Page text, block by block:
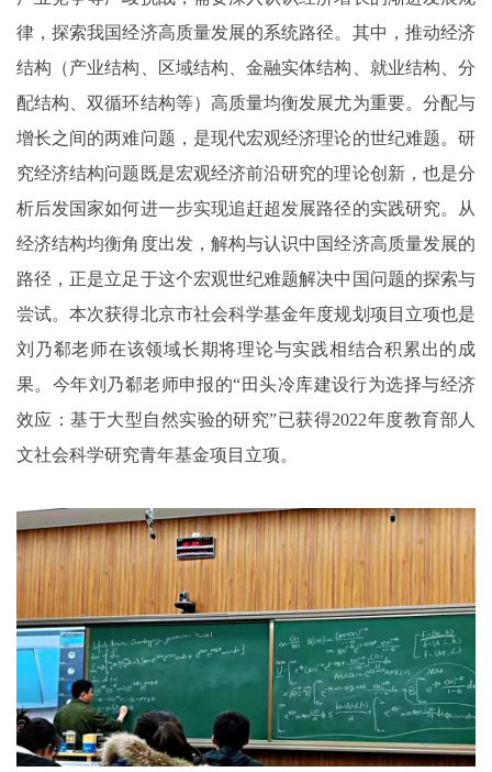
律，探索我国经济高质量发展的系统路径。其中，推动经济
结构（产业结构、区域结构、金融实体结构、就业结构、分
配结构、双循环结构等）高质量均衡发展尤为重要。分配与
增长之间的两难问题，是现代宏观经济理论的世纪难题。研
究经济结构问题既是宏观经济前沿研究的理论创新，也是分
析后发国家如何进一步实现追赶超发展路径的实践研究。从
经济结构均衡角度出发，解构与认识中国经济高质量发展的
路径，正是立足于这个宏观世纪难题解决中国问题的探索与
尝试。本次获得北京市社会科学基金年度规划项目立项也是
刘乃郗老师在该领域长期将理论与实践相结合积累出的成
果。 今年刘乃郗老师申报的“田头冷库建设行为选择与经济
效应：基于大型自然实验的研究”已获得2022年度教育部人
文社会科学研究青年基金项目立项。